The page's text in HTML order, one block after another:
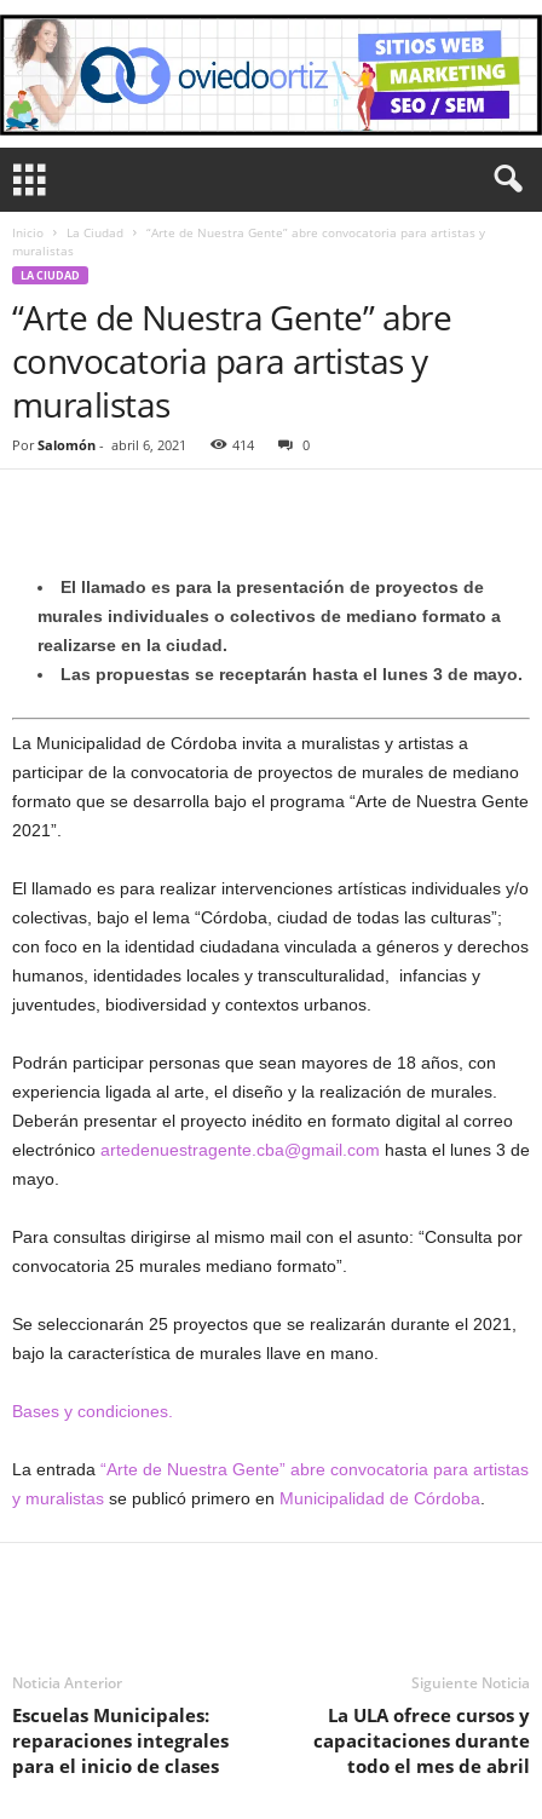
Inicio La Ciudad
“Arte de Nuestra Gente” abre convocatoria para artistas y
muralistas
LA CIUDAD
“Arte de Nuestra Gente” abre
convocatoria para artistas y
muralistas
Por Salomón - abril 6, 2021 414 0
El llamado es para la presentación de proyectos de
murales individuales o colectivos de mediano formato a
realizarse en la ciudad.
Las propuestas se receptarán hasta el lunes 3 de mayo.
La Municipalidad de Córdoba invita a muralistas y artistas a
participar de la convocatoria de proyectos de murales de mediano
formato que se desarrolla bajo el programa “Arte de Nuestra Gente
2021”.
El llamado es para realizar intervenciones artísticas individuales y/o
colectivas, bajo el lema “Córdoba, ciudad de todas las culturas”;
con foco en la identidad ciudadana vinculada a géneros y derechos
humanos, identidades locales y transculturalidad, infancias y
juventudes, biodiversidad y contextos urbanos.
Podrán participar personas que sean mayores de 18 años, con
experiencia ligada al arte, el diseño y la realización de murales.
Deberán presentar el proyecto inédito en formato digital al correo
electrónico artedenuestragente.cba@gmail.com hasta el lunes 3 de
mayo.
Para consultas dirigirse al mismo mail con el asunto: “Consulta por
convocatoria 25 murales mediano formato”.
Se seleccionarán 25 proyectos que se realizarán durante el 2021,
bajo la característica de murales llave en mano.
Bases y condiciones.
La entrada “Arte de Nuestra Gente” abre convocatoria para artistas
y muralistas se publicó primero en Municipalidad de Córdoba
Noticia Anterior
Escuelas Municipales:
reparaciones integrales
para el inicio de clases
Siguiente Noticia
La ULA ofrece cursos y
capacitaciones durante
todo el mes de abril